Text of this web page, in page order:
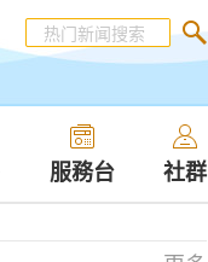
服務台 社群